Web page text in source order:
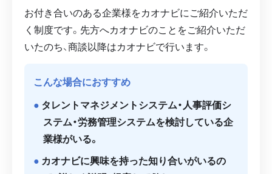
お付き合いのある企業様をカオナビにご紹介いただ
く制度です。先方へカオナビのことをご紹介いただ
いたのち、商談以降はカオナビで行います。
こんな場合におすすめ
タレントマネジメントシステム・人事評価シ
ステム・労務管理システムを検討している企
業様がいる。
カオナビに興味を持った知り合いがいるの